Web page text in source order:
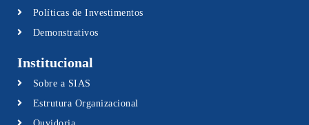
Políticas de Investimentos
Demonstrativos
Institucional
Sobre a SIAS
Estrutura Organizacional